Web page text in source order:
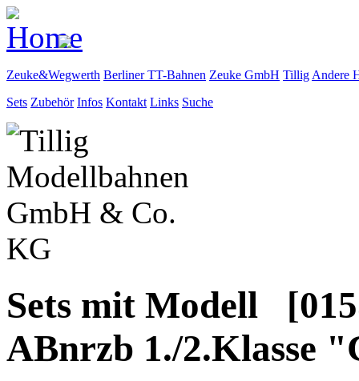
Zeuke&Wegwerth Berliner TT-Bahnen Zeuke GmbH Tillig Andere
Sets Zubehör Infos Kontakt Links Suche
Sets mit Modell
ABnrzb 1./2.Klasse